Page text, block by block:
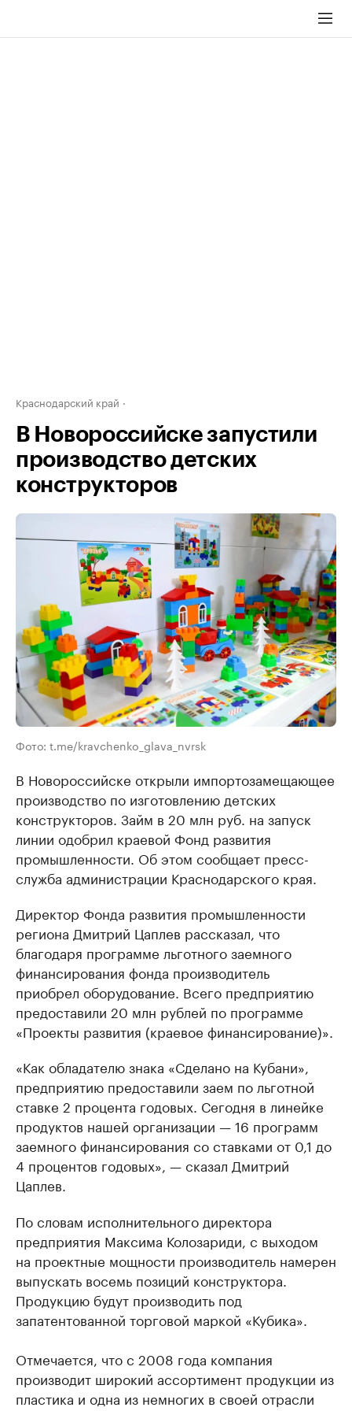
Краснодарский край
В Новороссийске запустили
производство детских
конструкторов
Фото: t.me/kravchenko_glava_nvrsk
В Новороссийске открыли импортозамещающее
производство по изготовлению детских
конструкторов. Займ в 20 млн руб. на запуск
линии одобрил краевой Фонд развития
промышленности. Об этом сообщает пресс-
служба администрации Краснодарского края.
Директор Фонда развития промышленности
региона Дмитрий Цаплев рассказал, что
благодаря программе льготного заемного
финансирования фонда производитель
приобрел оборудование. Всего предприятию
предоставили 20 млн рублей по программе
«Проекты развития (краевое финансирование)».
«Как обладателю знака «Сделано на Кубани»,
предприятию предоставили заем по льготной
ставке 2 процента годовых. Сегодня в линейке
продуктов нашей организации — 16 программ
заемного финансирования со ставками от 0,1 до
4 процентов годовых», — сказал Дмитрий
Цаплев.
По словам исполнительного директора
предприятия Максима Колозариди, с выходом
на проектные мощности производитель намерен
выпускать восемь позиций конструктора.
Продукцию будут производить под
запатентованной торговой маркой «Кубика».
Отмечается, что с 2008 года компания
производит широкий ассортимент продукции из
пластика и одна из немногих в своей отрасли